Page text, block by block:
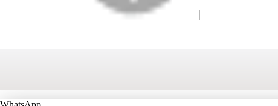
Dükkan Hifi. Tüm Hakları Saklıdır
Kullanım Koşulları ve Gizlilik